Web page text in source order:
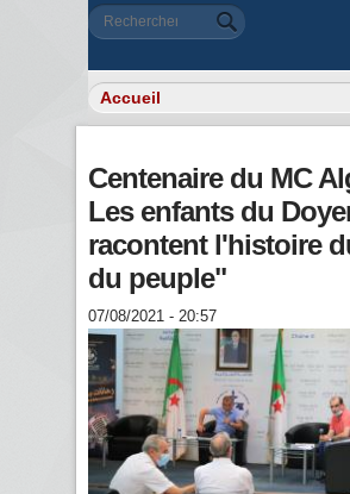
Formulaire de
Rechercher
Centenaire du MC
Les enfants du
racontent l'histoire
du peuple"
07/08/2021 - 20:57